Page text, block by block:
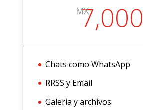
MX
7,000
Chats como WhatsApp
RRSS y Email
Galeria y archivos